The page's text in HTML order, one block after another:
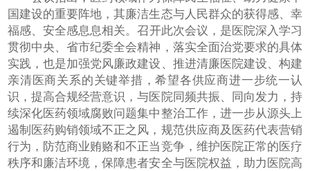
国建设的重要阵地，其廉洁生态与人民群众的获得感、幸
福感、安全感‌息息相关。召开此次会议，是医院深入学习
贯彻中央、省市纪委全会精神，落实全面治党要求的具体
实践，也是加强党风廉政建设、推进清廉医院建设、构建
亲清医商关系的关键举措，希望各供应商进一步统一认
识，提高合规经营意识，与医院同频共振、同向发力，持
续深化医药领域腐败问题集中整治工作，进一步从源头上
遏制医药购销领域不正之风，规范供应商及医药代表营销
行为，防范商业贿赂和不正当竞争，维护医院正常的医疗
秩序和廉洁环境，保障患者安全与医院权益，助力医院高